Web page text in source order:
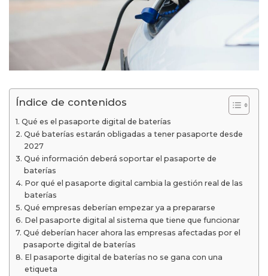
Índice de contenidos
Qué es el pasaporte digital de baterías
Qué baterías estarán obligadas a tener pasaporte desde
2027
Qué información deberá soportar el pasaporte de
baterías
Por qué el pasaporte digital cambia la gestión real de las
baterías
Qué empresas deberían empezar ya a prepararse
Del pasaporte digital al sistema que tiene que funcionar
Qué deberían hacer ahora las empresas afectadas por el
pasaporte digital de baterías
El pasaporte digital de baterías no se gana con una
etiqueta